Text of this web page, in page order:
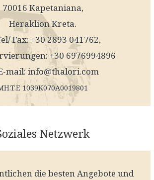
70016 Kapetaniana,
Heraklion Kreta.
Fax: +30 2893 041762,
+30 6976994896
mail:info@thalori.com
1039K070A0019801
Netzwerk
die besten Angebote und